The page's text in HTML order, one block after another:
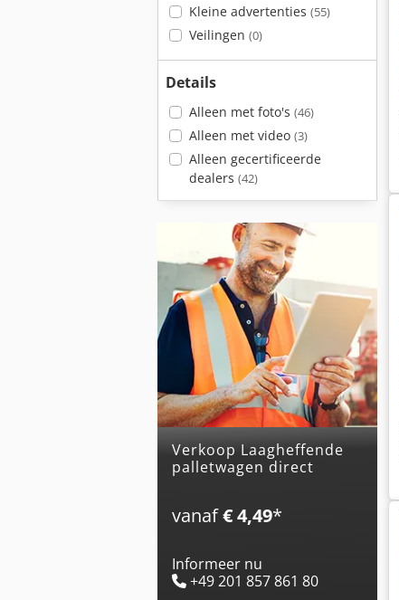
Kleine advertenties (55)
Veilingen (0)
Details
Alleen met foto's (46)
Alleen met video (3)
Alleen gecertificeerde
dealers (42)
Verkoop Laagheffende
palletwagen direct
vanaf€ 4,49*
Informeer nu
+49 201 857 861 80